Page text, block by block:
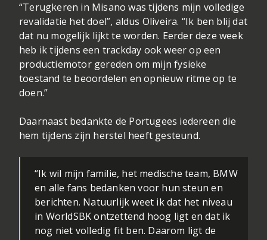
“Terugkeren in Misano was tijdens mijn volledige
revalidatie het doel”, aldus Oliveira. “Ik ben blij dat
dat nu mogelijk lijkt te worden. Eerder deze week
heb ik tijdens een trackday ook weer op een
productiemotor gereden om mijn fysieke
toestand te beoordelen en opnieuw ritme op te
doen.”
Daarnaast bedankte de Portugees iedereen die
hem tijdens zijn herstel heeft gesteund.
“Ik wil mijn familie, het medische team, BMW
en alle fans bedanken voor hun steun en
berichten. Natuurlijk weet ik dat het niveau
in WorldSBK ontzettend hoog ligt en dat ik
nog niet volledig fit ben. Daarom ligt de